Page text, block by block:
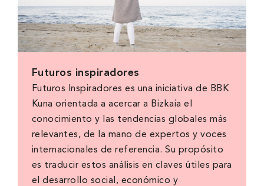
Futuros inspiradores
Futuros Inspiradores es una iniciativa de BBK
Kuna orientada a acercar a Bizkaia el
conocimiento y las tendencias globales más
relevantes, de la mano de expertos y voces
internacionales de referencia. Su propósito
es traducir estos análisis en claves útiles para
el desarrollo social, económico y